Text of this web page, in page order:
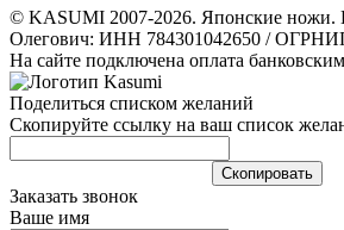
© KASUMI 2007-2026. Японские ножи.
Олегович: ИНН 784301042650 /
На сайте подключена оплата
Поделиться списком желаний
Скопируйте ссылку на ваш список
Cкопировать
Заказать звонок
Ваше имя